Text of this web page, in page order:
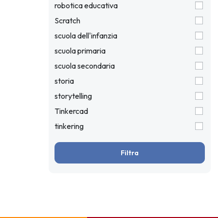
robotica educativa
Scratch
scuola dell'infanzia
scuola primaria
scuola secondaria
storia
storytelling
Tinkercad
tinkering
Filtra